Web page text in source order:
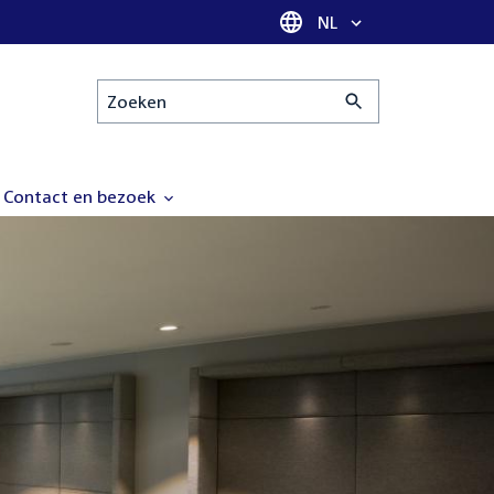
Taal selectie
NL
Zoeken
Contact en bezoek